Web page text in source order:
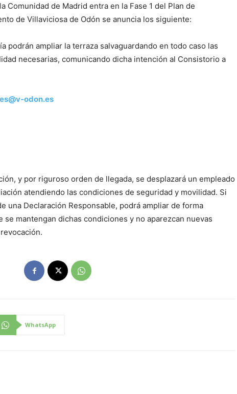
Comunidad de Madrid entra en la Fase 1 del Plan de
de Villaviciosa de Odón se anuncia los siguiente:
podrán ampliar la terraza salvaguardando en todo caso las
necesarias, comunicando dicha intención al Consistorio a
odon.es
y por riguroso orden de llegada, se desplazará un empleado
atendiendo las condiciones de seguridad y movilidad. Si
una Declaración Responsable, podrá ampliar de forma
mantengan dichas condiciones y no aparezcan nuevas
WhatsApp